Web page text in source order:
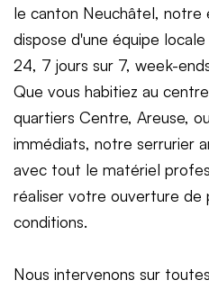
le canton Neuchâtel, notre
dispose d'une équipe
24, 7 jours sur 7, week-
Que vous habitiez au
quartiers Centre, Areuse,
immédiats, notre serrurier
avec tout le matériel
réaliser votre ouverture de
conditions.
Nous intervenons sur